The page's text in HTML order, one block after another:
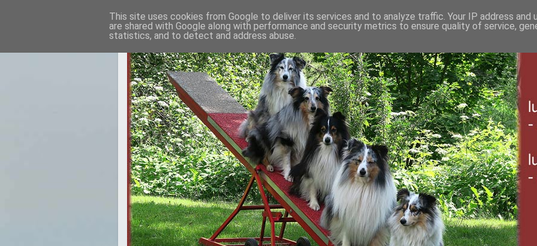
This site uses cookies from Google to deliver its services and to analyze traffic. Your IP address and
are shared with Google along with performance and security metrics to ensure quality of service,
statistics, and to detect and address abuse.